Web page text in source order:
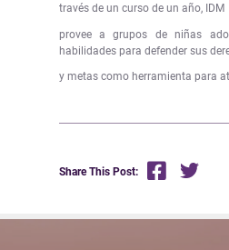
través de un curso de un año, IDM
provee a grupos de niñas
habilidades para defender sus
y metas como herramienta para
Share This Post: